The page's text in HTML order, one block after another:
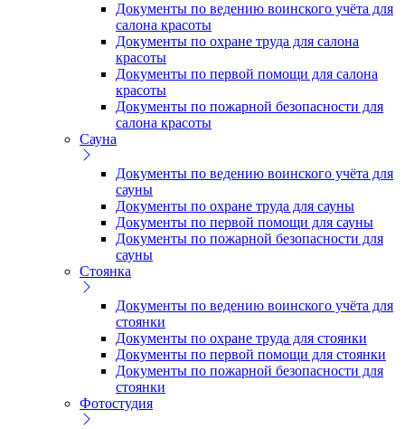
Документы по ведению воинского учёта для
салона красоты
Документы по охране труда для салона
красоты
Документы по первой помощи для салона
красоты
Документы по пожарной безопасности для
салона красоты
Сауна
Документы по ведению воинского учёта для
сауны
Документы по охране труда для сауны
Документы по первой помощи для сауны
Документы по пожарной безопасности для
сауны
Стоянка
Документы по ведению воинского учёта для
стоянки
Документы по охране труда для стоянки
Документы по первой помощи для стоянки
Документы по пожарной безопасности для
стоянки
Фотостудия